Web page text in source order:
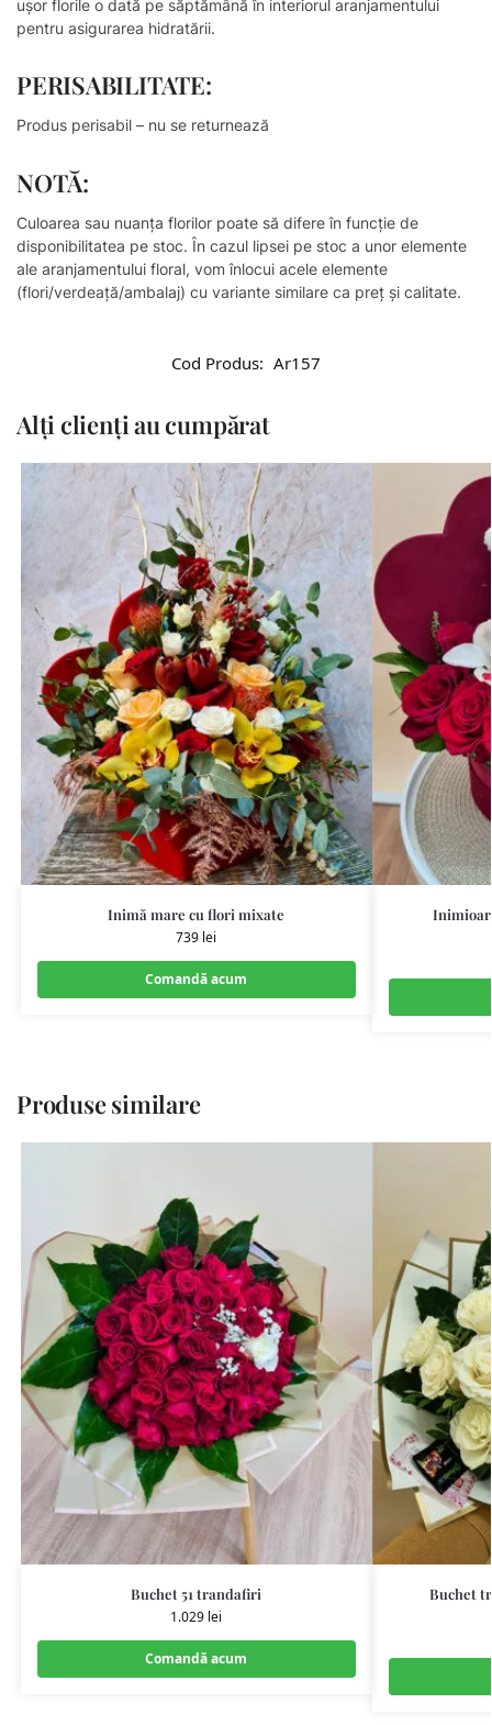
ușor florile o dată pe săptămână în interiorul aranjamentului
pentru asigurarea hidratării.
PERISABILITATE:
Produs perisabil – nu se returnează
NOTĂ:
Culoarea sau nuanţa florilor poate să difere în funcţie de
disponibilitatea pe stoc. În cazul lipsei pe stoc a unor elemente
ale aranjamentului floral, vom înlocui acele elemente
(flori/verdeață/ambalaj) cu variante similare ca preț și calitate.
Cod Produs: Ar157
Alți clienți au cumpărat
Inimă mare cu flori mixate
739 lei
Comandă acum
Produse similare
Buchet 51 trandafiri
1.029 lei
Comandă acum
Buchet